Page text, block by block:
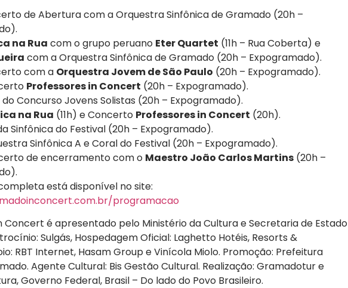
de Abertura com a Orquestra Sinfônica de Gramado (20h –
na Rua com o grupo peruano Eter Quartet (11h – Rua Coberta) e
com a Orquestra Sinfônica de Gramado (20h – Expogramado).
com a Orquestra Jovem de São Paulo (20h – Expogramado).
Professores in Concert (20h – Expogramado).
Concurso Jovens Solistas (20h – Expogramado).
na Rua (11h) e Concerto Professores in Concert (20h).
Sinfônica do Festival (20h – Expogramado).
Sinfônica A e Coral do Festival (20h – Expogramado).
de encerramento com o Maestro João Carlos Martins(20h –
está disponível no site:
programacao
Concert é apresentado pelo Ministério da Cultura e Secretaria de Estado
Sulgás, Hospedagem Oficial: Laghetto Hotéis, Resorts &
RBT Internet, Hasam Group e Vinícola Miolo. Promoção: Prefeitura
Agente Cultural: Bis Gestão Cultural. Realização: Gramadotur e
Governo Federal, Brasil – Do lado do Povo Brasileiro.